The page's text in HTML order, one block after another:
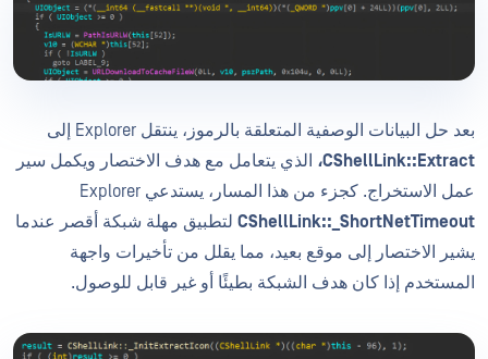
بعد حل البيانات الوصفية المتعلقة بالرموز، ينتقل Explorer إلى
CShellLink::Extract،
الذي يتعامل مع هدف الاختصار ويكمل سير
عمل الاستخراج. كجزء من هذا المسار، يستدعي Explorer
CShellLink::_ShortNetTimeout لتطبيق مهلة شبكة أقصر عندما
يشير الاختصار إلى موقع بعيد، مما يقلل من تأخيرات واجهة
المستخدم إذا كان هدف الشبكة بطيئًا أو غير قابل للوصول.